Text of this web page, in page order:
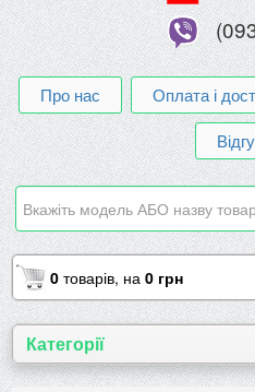
Про нас Оплата і
0 товарів, на 0 грн
Категорії